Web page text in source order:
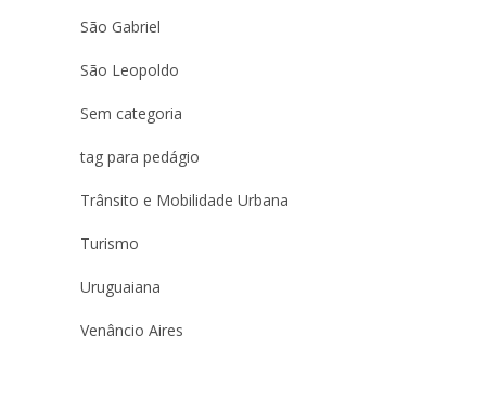
São Gabriel
São Leopoldo
Sem categoria
tag para pedágio
Trânsito e Mobilidade Urbana
Turismo
Uruguaiana
Venâncio Aires